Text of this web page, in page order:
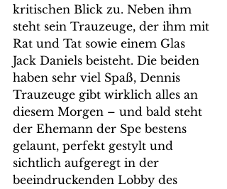
kritischen Blick zu. Neben ihm
steht sein Trauzeuge, der ihm mit
Rat und Tat sowie einem Glas
Jack Daniels beisteht. Die beiden
haben sehr viel Spaß, Dennis
Trauzeuge gibt wirklich alles an
diesem Morgen – und bald steht
der Ehemann der Spe bestens
gelaunt, perfekt gestylt und
sichtlich aufgeregt in der
beeindruckenden Lobby des